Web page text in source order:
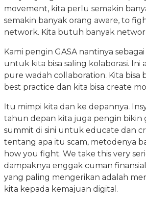
movement, kita perlu semakin
semakin banyak orang aware, to
network. Kita butuh banyak
Kami pengin GASA nantinya
untuk kita bisa saling kolaborasi. Ini
pure wadah collaboration. Kita bisa
best practice dan kita bisa create
Itu mimpi kita dan ke depannya.
tahun depan kita juga pengin bikin
summit di sini untuk educate dan
tentang apa itu scam, metodenya
how you fight. We take this very
dampaknya enggak cuman
yang paling mengerikan adalah
kita kepada kemajuan digital.